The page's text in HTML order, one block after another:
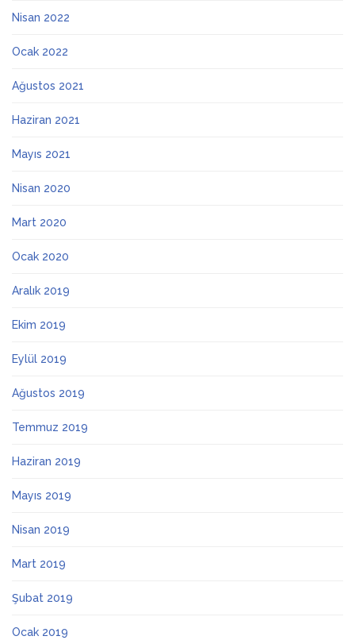
Nisan 2022
Ocak 2022
Ağustos 2021
Haziran 2021
Mayıs 2021
Nisan 2020
Mart 2020
Ocak 2020
Aralık 2019
Ekim 2019
Eylül 2019
Ağustos 2019
Temmuz 2019
Haziran 2019
Mayıs 2019
Nisan 2019
Mart 2019
Şubat 2019
Ocak 2019